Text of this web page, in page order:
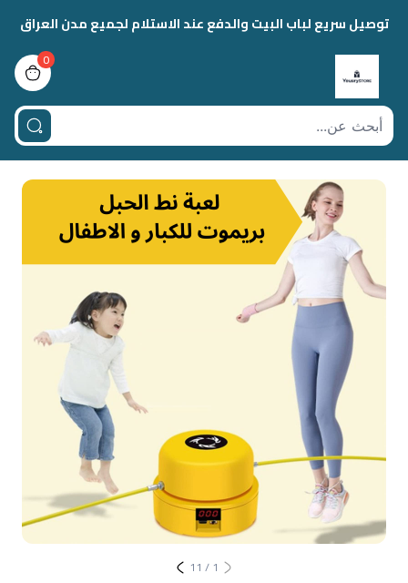
توصيل سريع لباب البيت والدفع عند الاستلام لجميع مدن العراق
0
bag
1
/
11